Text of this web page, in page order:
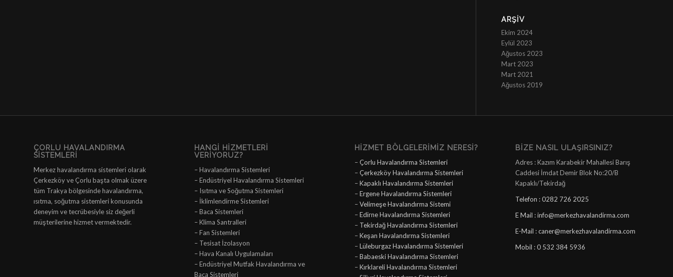
ARŞIV
Ekim 2024
Eylül 2023
Ağustos 2023
Mart 2023
Mart 2021
Ağustos 2019
ÇORLU HAVALANDIRMA
SISTEMLERI
Merkez havalandırma sistemleri olarak
Çerkezköy ve Çorlu başta olmak üzere
tüm Trakya bölgesinde havalandırma,
ısıtma, soğutma sistemleri konusunda
deneyim ve tecrübesiyle siz değerli
müşterilerine hizmet vermektedir.
HANGI HIZMETLERI
VERIYORUZ?
– Havalandırma Sistemleri
– Endüstriyel Havalandırma Sistemleri
– Isıtma ve Soğutma Sistemleri
– İklimlendirme Sistemleri
– Baca Sistemleri
– Klima Santralleri
– Fan Sistemleri
– Tesisat İzolasyon
– Hava Kanalı Uygulamaları
– Endüstriyel Mutfak Havalandırma ve
Baca Sistemleri
HIZMET BÖLGELERIMIZ NERESI?
–Çorlu Havalandırma Sistemleri
–Çerkezköy Havalandırma Sistemleri
–Kapaklı Havalandırma Sistemleri
–Ergene Havalandırma Sistemleri
–Velimeşe Havalandırma Sistemi
–Edirne Havalandırma Sistemleri
– Tekirdağ Havalandırma Sistemleri
–Keşan Havalandırma Sistemleri
–Lüleburgaz Havalandırma Sistemleri
–Babaeski Havalandırma Sistemleri
–Kırklareli Havalandırma Sistemleri
BIZE NASIL ULAŞIRSINIZ?
Adres : Kazım Karabekir Mahallesi Barış
Caddesi İmdat Demir Blok No:20/B
Kapaklı/Tekirdağ
Telefon : 0282 726 2025
E Mail : info@merkezhavalandirma.com
E-Mail : caner@merkezhavalandirma.com
Mobil : 0 532 384 5936